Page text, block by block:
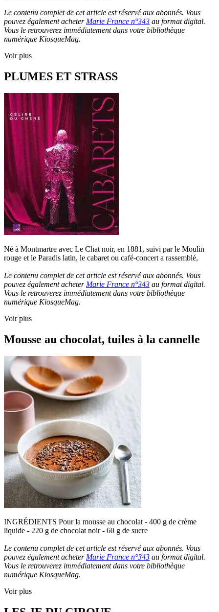
Le contenu complet de cet article est réservé aux abonnés. Vous
pouvez également acheter Marie France n°343 au format digital.
Vous le retrouverez immédiatement dans votre bibliothèque
numérique KiosqueMag.
Voir plus
PLUMES ET STRASS
Né à Montmartre avec Le Chat noir, en 1881, suivi par le Moulin
rouge et le Paradis latin, le cabaret ou café-concert a rassemblé,
Le contenu complet de cet article est réservé aux abonnés. Vous
pouvez également acheter Marie France n°343 au format digital.
Vous le retrouverez immédiatement dans votre bibliothèque
numérique KiosqueMag.
Voir plus
Mousse au chocolat, tuiles à la cannelle
INGRÉDIENTS Pour la mousse au chocolat - 400 g de crème
liquide - 220 g de chocolat noir - 60 g de sucre
Le contenu complet de cet article est réservé aux abonnés. Vous
pouvez également acheter Marie France n°343 au format digital.
Vous le retrouverez immédiatement dans votre bibliothèque
numérique KiosqueMag.
Voir plus